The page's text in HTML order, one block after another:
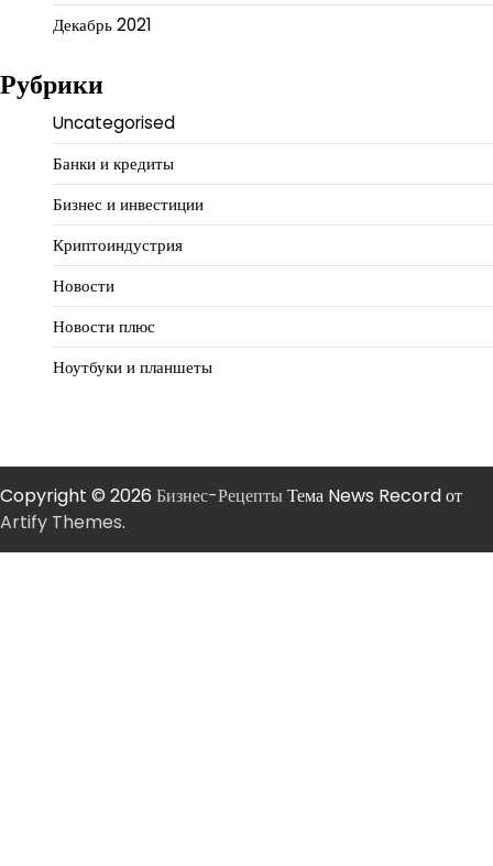
Декабрь 2021
Рубрики
Uncategorised
Банки и кредиты
Бизнес и инвестиции
Криптоиндустрия
Новости
Новости плюс
Ноутбуки и планшеты
Copyright © 2026 Бизнес-РецептыТема News Record от
Artify Themes.